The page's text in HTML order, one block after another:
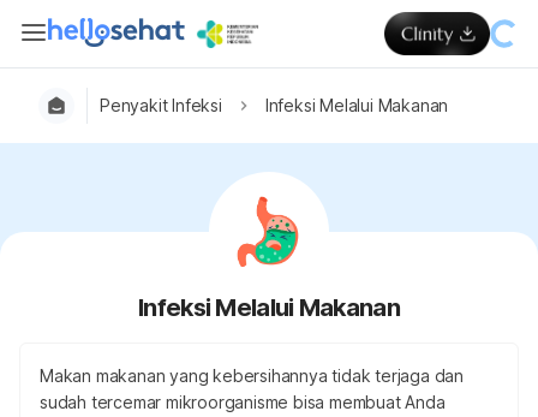
Penyakit Infeksi Infeksi Melalui Makanan
Infeksi Melalui Makanan
Makan makanan yang kebersihannya tidak terjaga dan
sudah tercemar mikroorganisme bisa membuat Anda